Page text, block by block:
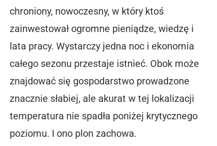
chroniony, nowoczesny, w który ktoś
zainwestował ogromne pieniądze, wiedzę i
lata pracy. Wystarczy jedna noc i ekonomia
całego sezonu przestaje istnieć. Obok może
znajdować się gospodarstwo prowadzone
znacznie słabiej, ale akurat w tej lokalizacji
temperatura nie spadła poniżej krytycznego
poziomu. I ono plon zachowa.